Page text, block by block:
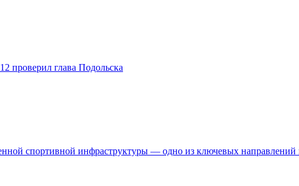
проверил глава Подольска
спортивной инфраструктуры — одно из ключевых